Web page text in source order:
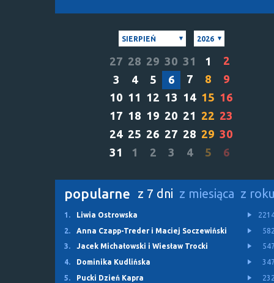
SIERPIEŃ 2026
27 28 29 30 31 1
2
3
4 5 6 7 8
9
10 11 12 13 14 15 16
17 18 19 20 21 22 23
24 25 26 27 28 29 30
31
1 2 3 4 5 6
popularne z 7 dni z miesiąca z
1. Liwia Ostrowska
2.
Anna Czapp-Treder i Maciej Soczewiński
3.
Jacek Michałowski i Wiesław Trocki
4.
Dominika Kudlińska
5.
Pucki Dzień Kapra